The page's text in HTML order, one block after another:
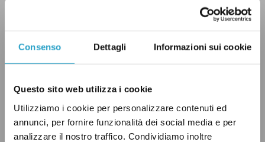
Consenso Dettagli Informazioni sui cookie
Questo sito web utilizza i cookie
Utilizziamo i cookie per personalizzare contenuti ed
annunci, per fornire funzionalità dei social media e per
analizzare il nostro traffico. Condividiamo inoltre
Tabacci non si confonde e cita tre esempi
calzanti, meritandosi un “Vero”!
ESTERI GRECIA PD